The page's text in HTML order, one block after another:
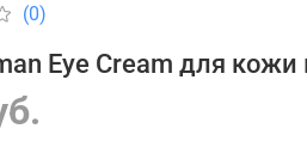
(0)
Eye Cream для кожи